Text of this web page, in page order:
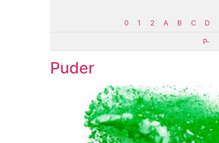
0 1 2 A B C D
P-
Puder